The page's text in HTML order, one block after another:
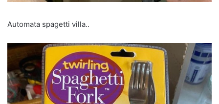
Automata spagetti villa..